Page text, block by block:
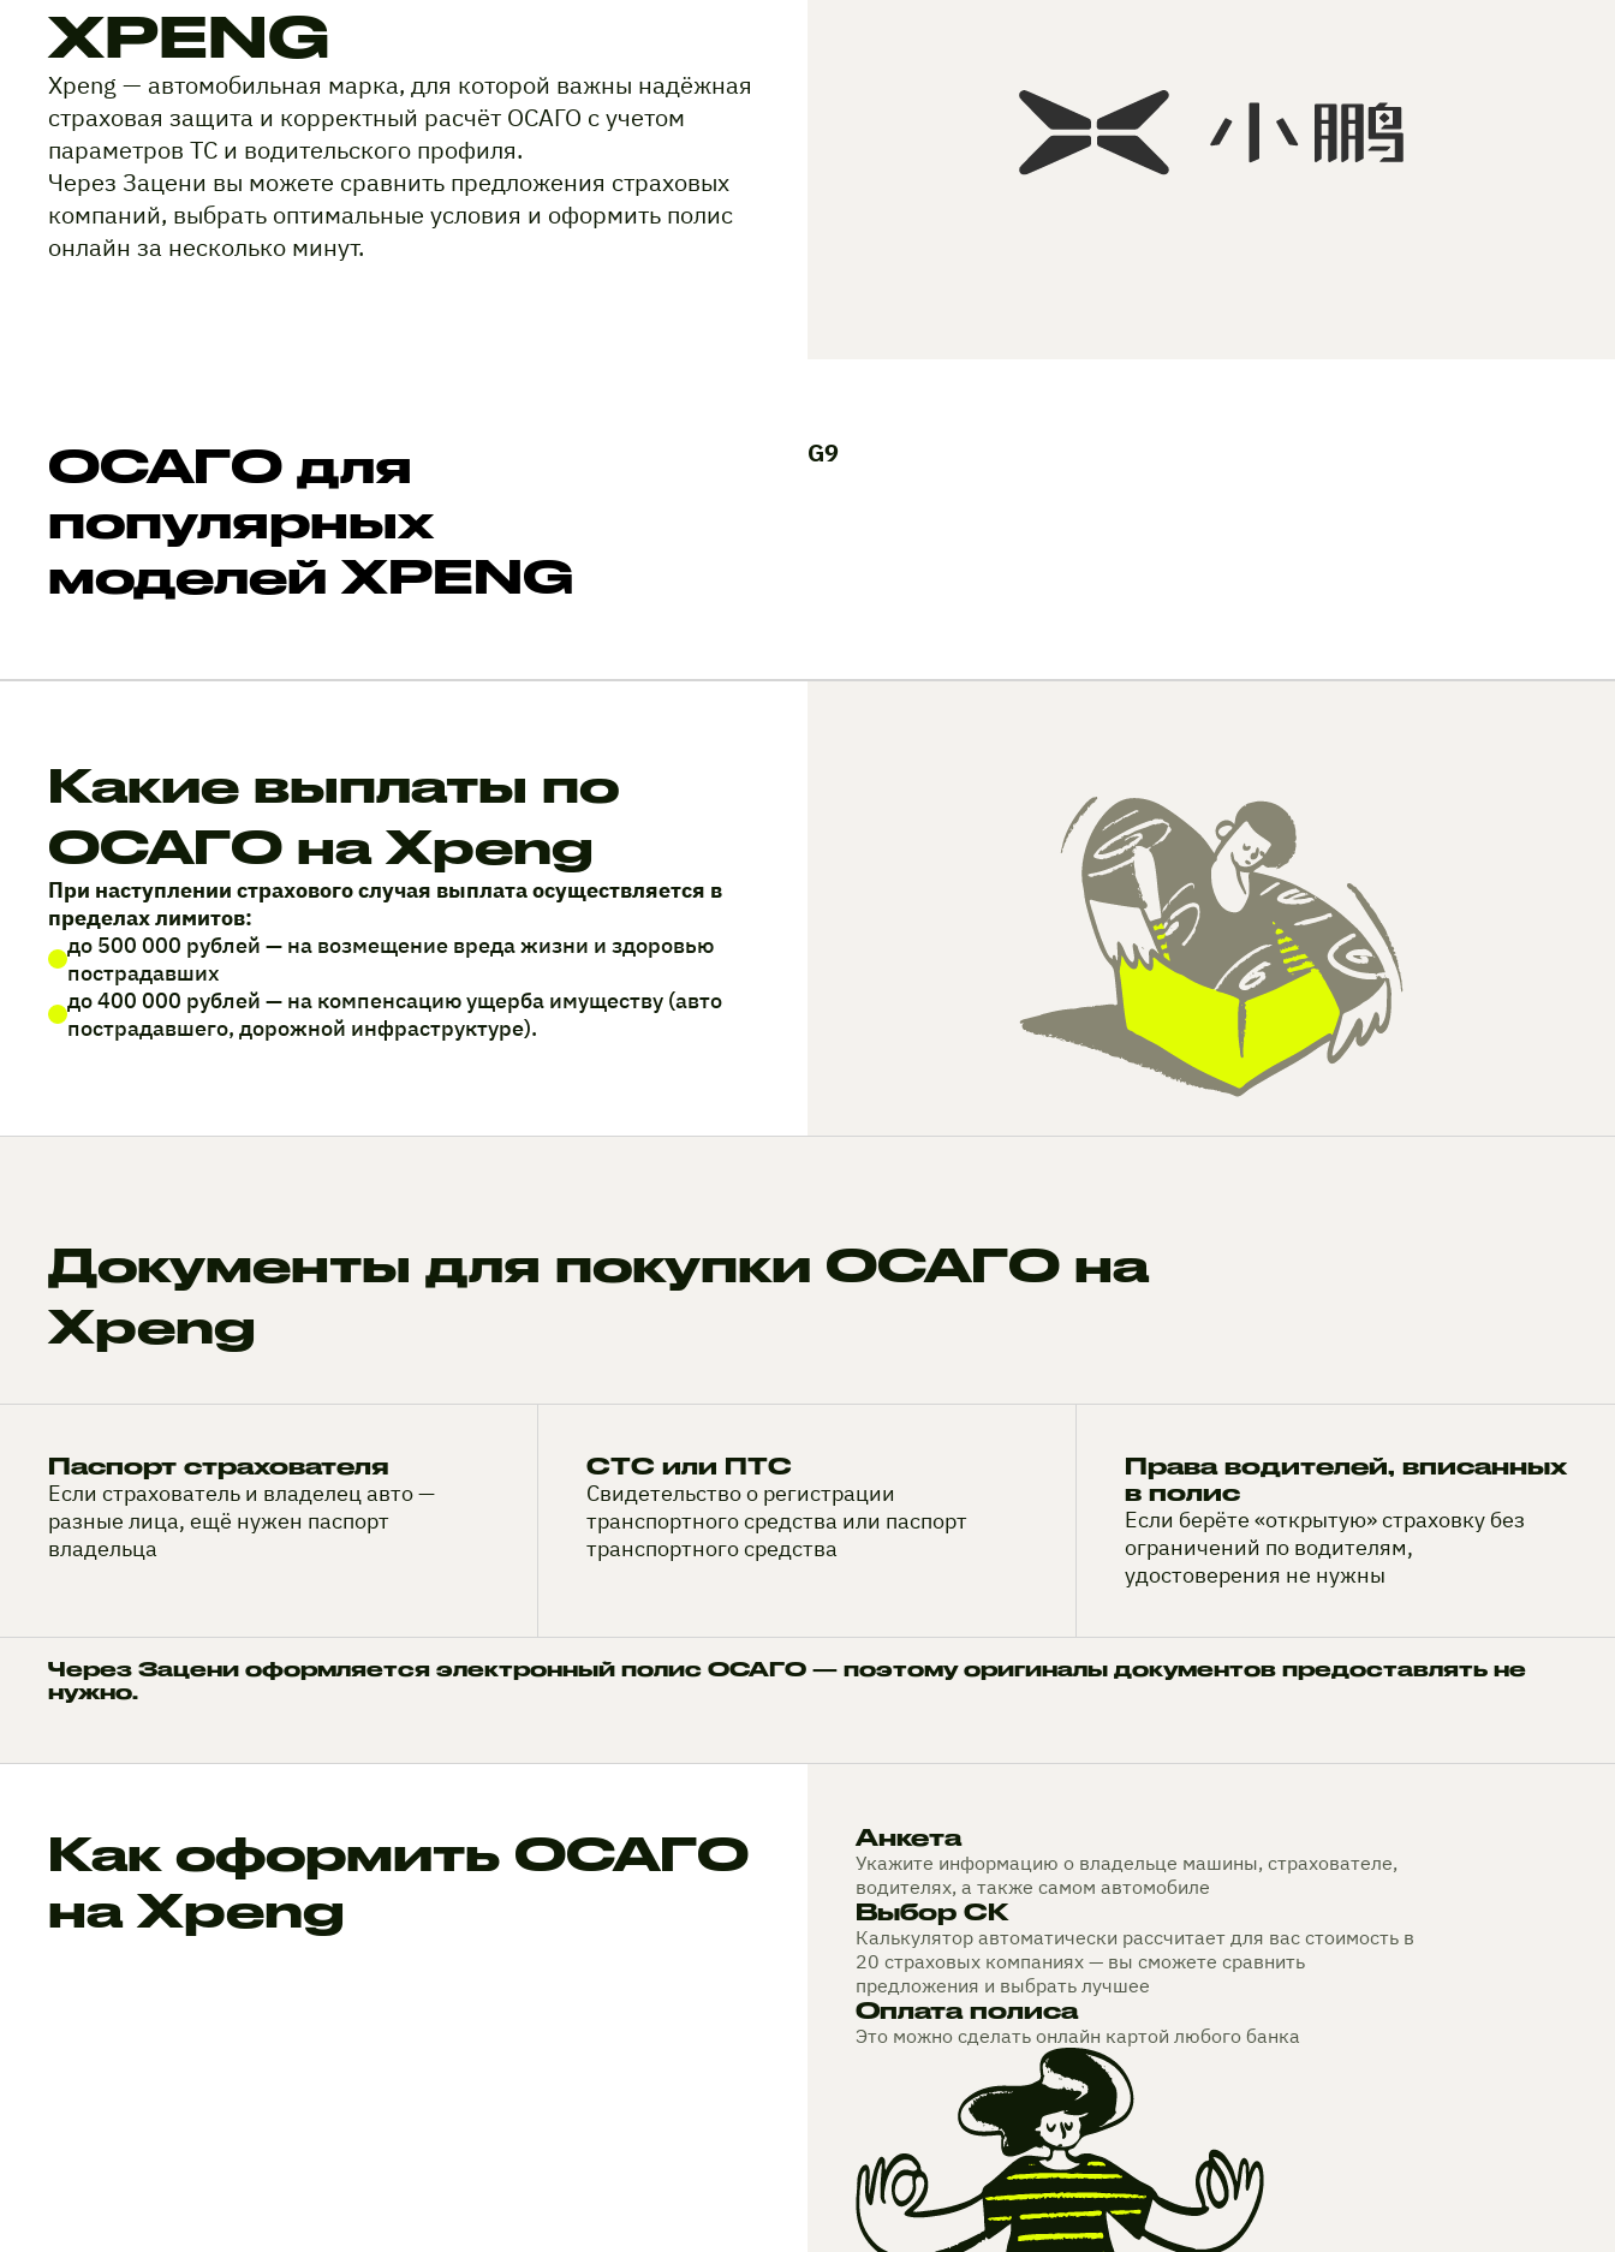
XPENG
Xpeng — автомобильная марка, для которой важны надёжная
страховая защита и корректный расчёт ОСАГО с учетом
параметров ТС и водительского профиля.
Через Зацени вы можете сравнить предложения страховых
компаний, выбрать оптимальные условия и оформить полис
онлайн за несколько минут.
ОСАГО для
популярных
моделей XPENG
G9
Какие выплаты по
ОСАГО на Xpeng
При наступлении страхового случая выплата осуществляется в
пределах лимитов:
до 500 000 рублей — на возмещение вреда жизни и здоровью
пострадавших
до 400 000 рублей — на компенсацию ущерба имуществу (авто
пострадавшего, дорожной инфраструктуре).
Документы для покупки ОСАГО на
Xpeng
Паспорт страхователя
Если страхователь и владелец авто —
разные лица, ещё нужен паспорт
владельца
СТС или ПТС
Свидетельство о регистрации
транспортного средства или паспорт
транспортного средства
Права водителей, вписанных
в полис
Если берёте «открытую» страховку без
ограничений по водителям,
удостоверения не нужны
Через Зацени оформляется электронный полис ОСАГО — поэтому оригиналы документов предоставлять не
нужно.
Как оформить ОСАГО
на Xpeng
Анкета
Укажите информацию о владельце машины, страхователе,
водителях, а также самом автомобиле
Выбор СК
Калькулятор автоматически рассчитает для вас стоимость в
20 страховых компаниях — вы сможете сравнить
предложения и выбрать лучшее
Оплата полиса
Это можно сделать онлайн картой любого банка